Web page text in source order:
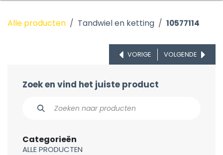
Alle producten Tandwiel en ketting 10577114
VORIGE VOLGENDE
Zoek en vind het juiste product
Categorieën
ALLE PRODUCTEN